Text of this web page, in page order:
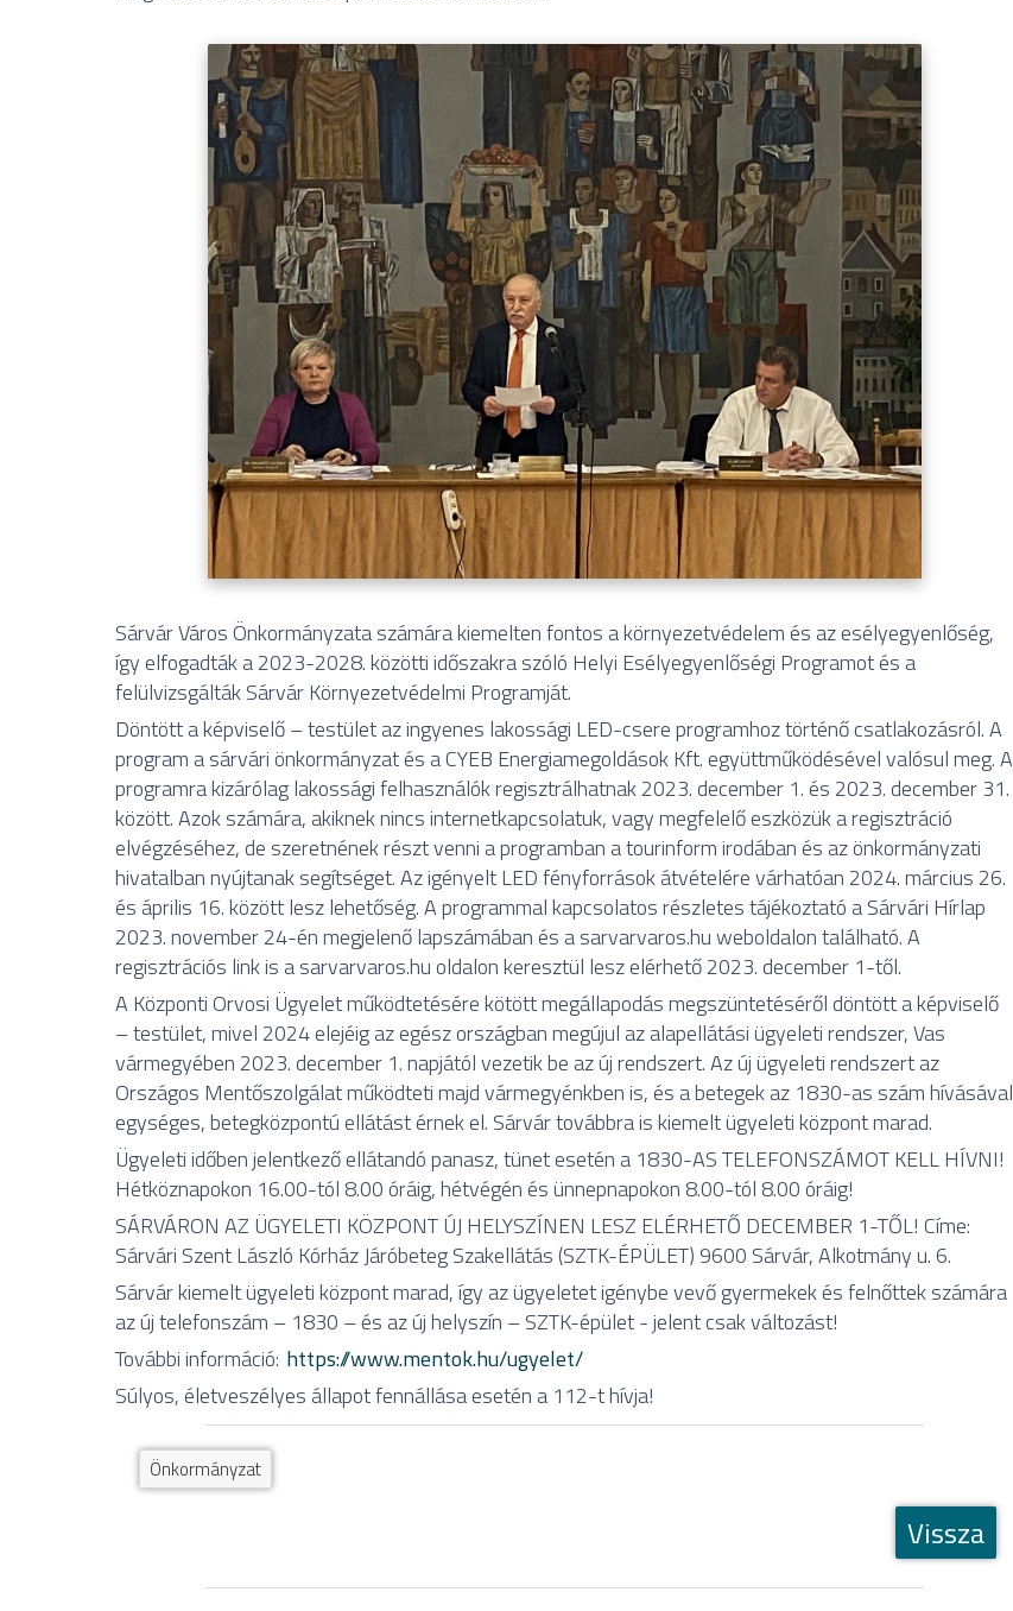
Sárvár Város Önkormányzata számára kiemelten fontos a környezetvédelem és az esélyegyenlőség,
így elfogadták a 2023-2028. közötti időszakra szóló Helyi Esélyegyenlőségi Programot és a
felülvizsgálták Sárvár Környezetvédelmi Programját.
Döntött a képviselő – testület az ingyenes lakossági LED-csere programhoz történő csatlakozásról. A
program a sárvári önkormányzat és a CYEB Energiamegoldások Kft. együttműködésével valósul meg. A
programra kizárólag lakossági felhasználók regisztrálhatnak 2023. december 1. és 2023. december 31.
között. Azok számára, akiknek nincs internetkapcsolatuk, vagy megfelelő eszközük a regisztráció
elvégzéséhez, de szeretnének részt venni a programban a tourinform irodában és az önkormányzati
hivatalban nyújtanak segítséget. Az igényelt LED fényforrások átvételére várhatóan 2024. március 26.
és április 16. között lesz lehetőség. A programmal kapcsolatos részletes tájékoztató a Sárvári Hírlap
2023. november 24-én megjelenő lapszámában és a sarvarvaros.hu weboldalon található. A
regisztrációs link is a sarvarvaros.hu oldalon keresztül lesz elérhető 2023. december 1-től.
A Központi Orvosi Ügyelet működtetésére kötött megállapodás megszüntetéséről döntött a képviselő
– testület, mivel 2024 elejéig az egész országban megújul az alapellátási ügyeleti rendszer, Vas
vármegyében 2023. december 1. napjától vezetik be az új rendszert. Az új ügyeleti rendszert az
Országos Mentőszolgálat működteti majd vármegyénkben is, és a betegek az 1830-as szám hívásával
egységes, betegközpontú ellátást érnek el. Sárvár továbbra is kiemelt ügyeleti központ marad.
Ügyeleti időben jelentkező ellátandó panasz, tünet esetén a 1830-AS TELEFONSZÁMOT KELL HÍVNI!
Hétköznapokon 16.00-tól 8.00 óráig, hétvégén és ünnepnapokon 8.00-tól 8.00 óráig!
SÁRVÁRON AZ ÜGYELETI KÖZPONT ÚJ HELYSZÍNEN LESZ ELÉRHETŐ DECEMBER 1-TŐL! Címe:
Sárvári Szent László Kórház Járóbeteg Szakellátás (SZTK-ÉPÜLET) 9600 Sárvár, Alkotmány u. 6.
Sárvár kiemelt ügyeleti központ marad, így az ügyeletet igénybe vevő gyermekek és felnőttek számára
az új telefonszám – 1830 – és az új helyszín – SZTK-épület - jelent csak változást!
További információ: https://www.mentok.hu/ugyelet/
Súlyos, életveszélyes állapot fennállása esetén a 112-t hívja!
Önkormányzat
Vissza